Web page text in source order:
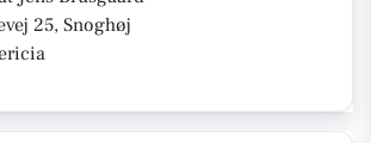
25, Snoghøj